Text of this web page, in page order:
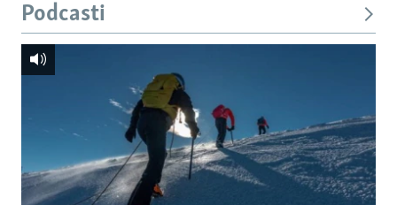
Podcasti